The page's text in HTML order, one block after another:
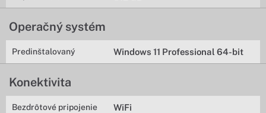
Operačný systém
Predinštalovaný Windows 11 Professional 64-bit
Konektivita
Bezdrôtové pripojenie WiFi